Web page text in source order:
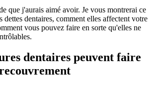
que j'aurais aimé avoir. Je vous montrerai ce
dettes dentaires, comment elles affectent votre
vous pouvez faire en sorte qu'elles ne
dentaires peuvent faire